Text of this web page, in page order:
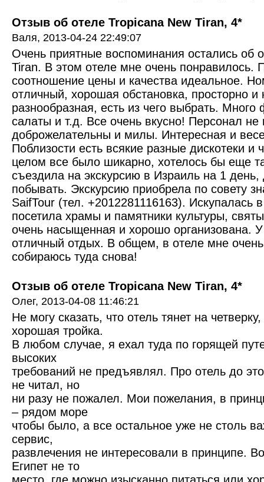
Отзыв об отеле Tropicana New Tiran, 4*
Валя, 2013-04-24 22:49:07
Очень приятные воспоминания остались об
Tiran. В этом отеле мне очень
соотношение цены и качества идеальное.
отличный, хорошая обстановка, просторно
разнообразная, есть из чего выбрать.
салаты и т.д. Все очень вкусно! Персонал не
доброжелательны и милы. Интересная и
Поблизости есть всякие разные дискотеки и
целом все было шикарно, хотелось бы еще
съездила на экскурсию в Израиль на 1
побывать. Экскурсию приобрела по совету
SaifTour (тел. +2012281116163). Искупалась
посетила храмы и памятники культуры,
очень насыщенная и хорошо организована.
отличный отдых. В общем, в отеле мне
собираюсь туда снова!
Отзыв об отеле Tropicana New Tiran, 4*
Олег, 2013-04-08 11:46:21
Не могу сказать, что отель тянет на
хорошая тройка.
В любом случае, я ехал туда по горящей
высоких
требований не предъявлял. Про отель до
не читал, но
ни разу не пожалел. Мои пожелания, в
– рядом море
чтобы было, а все остальное уже не столь
сервис,
развлечения не интересовали в принципе.
Египет не то